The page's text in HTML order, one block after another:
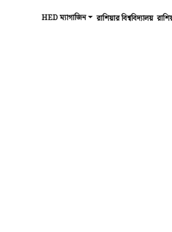
HED ম্যাগাজিন রাশিয়ার বিশ্ববিদ্যালয়